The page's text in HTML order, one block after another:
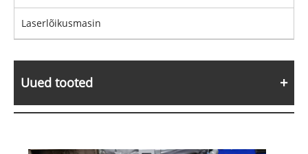
Laserlõikusmasin
Uued tooted